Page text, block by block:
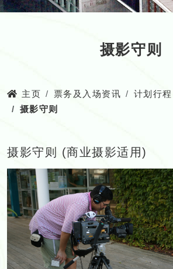
摄影守则
主页 票务及入场资讯 计划行程
摄影守则
摄影守则 (商业摄影适用)